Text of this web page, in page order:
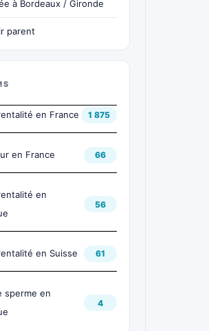
à Bordeaux / Gironde
parent
en France 1 875
en France 66
en
56
en Suisse 61
sperme en
4